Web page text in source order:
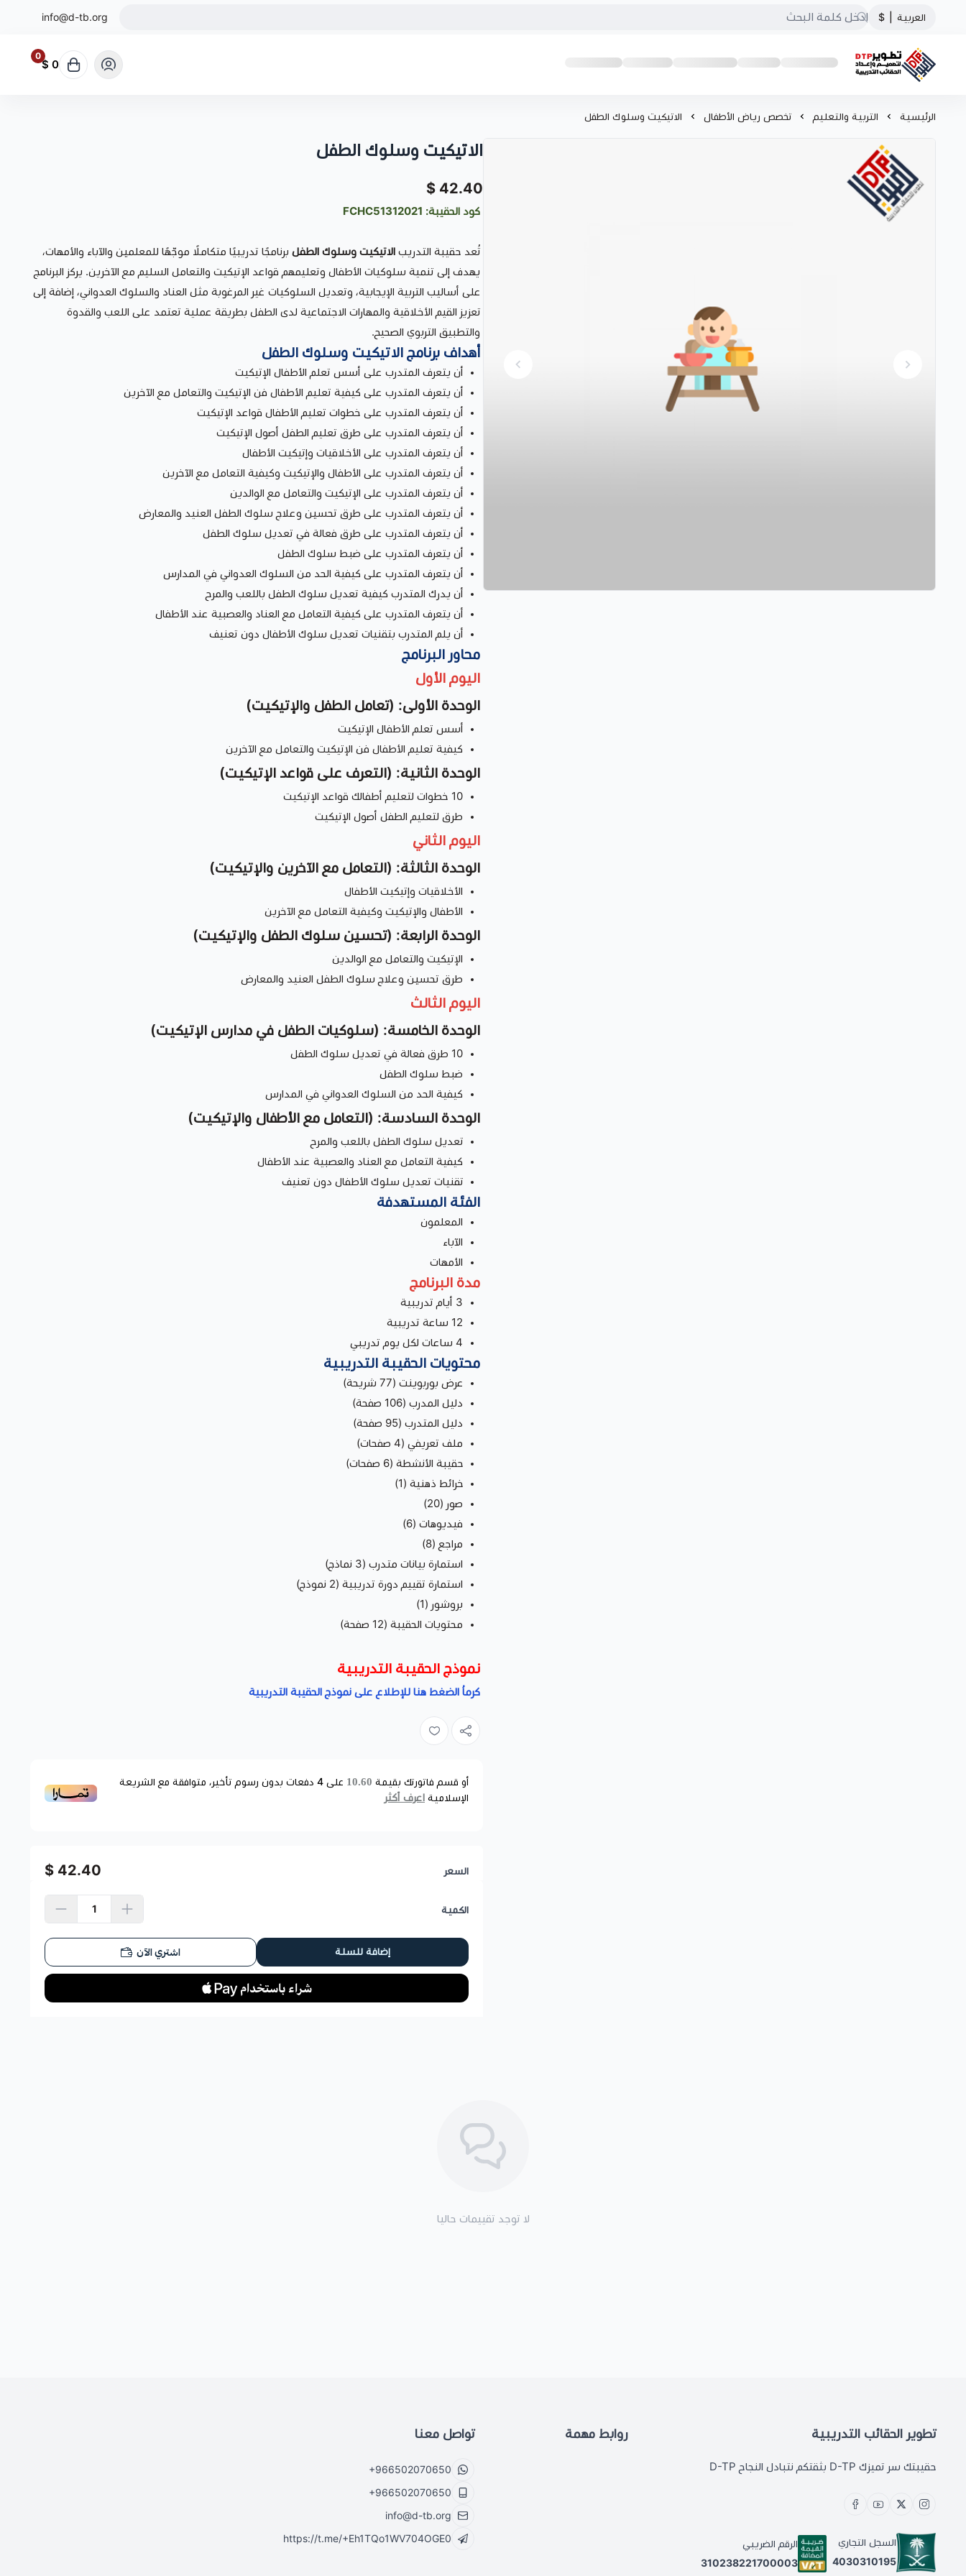
العربية $
info@d-tb.org
تطوير الحقائب التدريبية
0
0 $
الرئيسية التربية والتعليم تخصص رياض الأطفال الاتيكيت وسلوك الطفل
الاتيكيت وسلوك الطفل
42.40 $
كود الحقيبة: FCHC51312021
تُعد حقيبة التدريب الاتيكيت وسلوك الطفل برنامجًا تدريبيًا متكاملًا موجّهًا للمعلمين والآباء والأمهات،
يهدف إلى تنمية سلوكيات الأطفال وتعليمهم قواعد الإتيكيت والتعامل السليم مع الآخرين. يركز البرنامج
على أساليب التربية الإيجابية، وتعديل السلوكيات غير المرغوبة مثل العناد والسلوك العدواني، إضافة إلى
تعزيز القيم الأخلاقية والمهارات الاجتماعية لدى الطفل بطريقة عملية تعتمد على اللعب والقدوة
والتطبيق التربوي الصحيح.
أهداف برنامج الاتيكيت وسلوك الطفل
أن يتعرف المتدرب على أسس تعلم الأطفال الإتيكيت
أن يتعرف المتدرب على كيفية تعليم الأطفال فن الإتيكيت والتعامل مع الآخرين
أن يتعرف المتدرب على خطوات تعليم الأطفال قواعد الإتيكيت
أن يتعرف المتدرب على طرق تعليم الطفل أصول الإتيكيت
أن يتعرف المتدرب على الأخلاقيات وإتيكيت الأطفال
أن يتعرف المتدرب على الأطفال والإتيكيت وكيفية التعامل مع الآخرين
أن يتعرف المتدرب على الإتيكيت والتعامل مع الوالدين
أن يتعرف المتدرب على طرق تحسين وعلاج سلوك الطفل العنيد والمعارض
أن يتعرف المتدرب على طرق فعالة في تعديل سلوك الطفل
أن يتعرف المتدرب على ضبط سلوك الطفل
أن يتعرف المتدرب على كيفية الحد من السلوك العدواني في المدارس
أن يدرك المتدرب كيفية تعديل سلوك الطفل باللعب والمرح
أن يتعرف المتدرب على كيفية التعامل مع العناد والعصبية عند الأطفال
أن يلم المتدرب بتقنيات تعديل سلوك الأطفال دون تعنيف
محاور البرنامج
اليوم الأول
الوحدة الأولى: (تعامل الطفل والإتيكيت)
أسس تعلم الأطفال الإتيكيت
كيفية تعليم الأطفال فن الإتيكيت والتعامل مع الآخرين
الوحدة الثانية: (التعرف على قواعد الإتيكيت)
10 خطوات لتعليم أطفالك قواعد الإتيكيت
طرق لتعليم الطفل أصول الإتيكيت
اليوم الثاني
الوحدة الثالثة: (التعامل مع الآخرين والإتيكيت)
الأخلاقيات وإتيكيت الأطفال
الأطفال والإتيكيت وكيفية التعامل مع الآخرين
الوحدة الرابعة: (تحسين سلوك الطفل والإتيكيت)
الإتيكيت والتعامل مع الوالدين
طرق تحسين وعلاج سلوك الطفل العنيد والمعارض
اليوم الثالث
الوحدة الخامسة: (سلوكيات الطفل في مدارس الإتيكيت)
10 طرق فعالة في تعديل سلوك الطفل
ضبط سلوك الطفل
كيفية الحد من السلوك العدواني في المدارس
الوحدة السادسة: (التعامل مع الأطفال والإتيكيت)
تعديل سلوك الطفل باللعب والمرح
كيفية التعامل مع العناد والعصبية عند الأطفال
تقنيات تعديل سلوك الأطفال دون تعنيف
الفئة المستهدفة
المعلمون
الآباء
الأمهات
مدة البرنامج
3 أيام تدريبية
12 ساعة تدريبية
4 ساعات لكل يوم تدريبي
محتويات الحقيبة التدريبية
عرض بوربوينت (77 شريحة)
دليل المدرب (106 صفحة)
دليل المتدرب (95 صفحة)
ملف تعريفي (4 صفحات)
حقيبة الأنشطة (6 صفحات)
خرائط ذهنية (1)
صور (20)
فيديوهات (6)
مراجع (8)
استمارة بيانات متدرب (3 نماذج)
استمارة تقييم دورة تدريبية (2 نموذج)
بروشور (1)
محتويات الحقيبة (12 صفحة)
نموذج الحقيبة التدريبية
كرماُ الضغط هنا للإطلاع على نموذج الحقيبة التدريبية
أو قسم فاتورتك بقيمة 10.60 على 4 دفعات بدون رسوم تأخير، متوافقة مع الشريعة
الإسلامية اعرف أكثر
السعر 42.40 $
الكمية
إضافة للسلة اشتري الآن
لا توجد تقييمات حاليا
تطوير الحقائب التدريبية
حقيبتك سر تميزك D-TP بثقتكم نتبادل النجاح D-TP
السجل التجاري
4030310195
الرقم الضريبي
310238221700003
روابط مهمة تواصل معنا
+966502070650
+966502070650
info@d-tb.org
https://t.me/+Eh1TQo1WV704OGE0